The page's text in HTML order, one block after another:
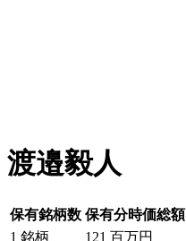
渡邉毅人
保有銘柄数 保有分時価総額
1 銘柄 121 百万円